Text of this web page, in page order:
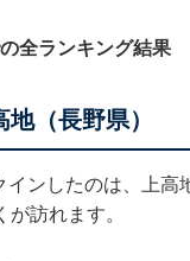
全ランキング結果
（長野県）
インしたのは、上高
が訪れます。